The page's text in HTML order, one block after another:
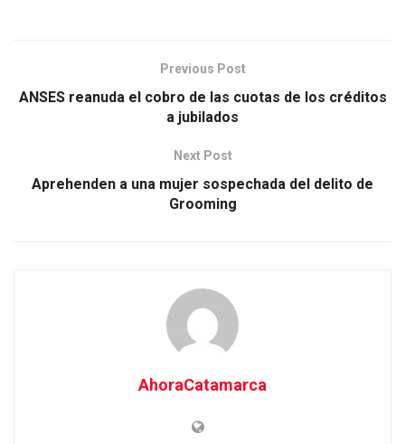
Previous Post
ANSES reanuda el cobro de las cuotas de los créditos
a jubilados
Next Post
Aprehenden a una mujer sospechada del delito de
Grooming
AhoraCatamarca